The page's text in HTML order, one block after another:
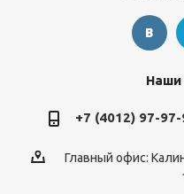
Наши
+7 (4012) 97-97-
Главный офис: